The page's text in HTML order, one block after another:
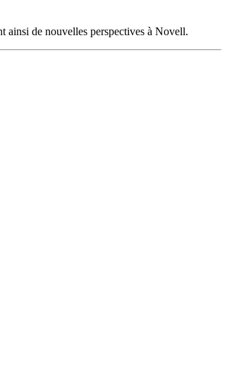
ainsi de nouvelles perspectives à Novell.